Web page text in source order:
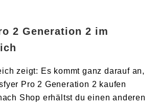
2 Generation 2 im
zeigt: Es kommt ganz darauf an,
Pro 2 Generation 2 kaufen
Shop erhältst du einen anderen